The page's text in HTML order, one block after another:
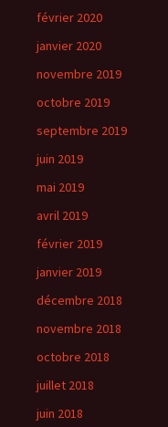
février 2020
janvier 2020
novembre 2019
octobre 2019
septembre 2019
juin 2019
mai 2019
avril 2019
février 2019
janvier 2019
décembre 2018
novembre 2018
octobre 2018
juillet 2018
juin 2018